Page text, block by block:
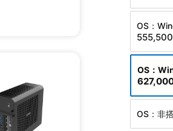
OS：
OS：
OS：非